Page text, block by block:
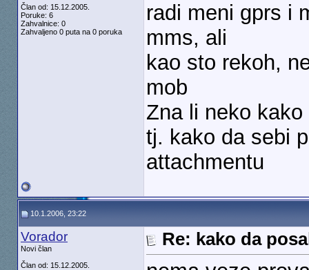
Član od: 15.12.2005.
Poruke: 6
Zahvalnice: 0
Zahvaljeno 0 puta na 0 poruka
radi meni gprs i
mms, ali
kao sto rekoh,
mob
Zna li neko
tj. kako da sebi
attachmentu
10.1.2006, 23:22
Vorador
Novi član
Član od: 15.12.2005.
Re: kako da